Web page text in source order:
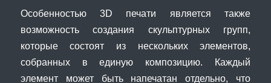
Особенностью 3D печати является также
возможность создания скульптурных групп,
которые состоят из нескольких элементов,
собранных в единую композицию. Каждый
элемент может быть напечатан отдельно, что